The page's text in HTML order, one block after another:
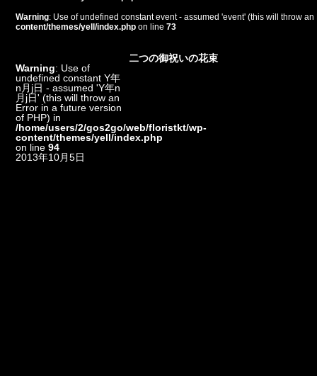
Warning: Use of undefined constant event - assumed 'event' (this will throw
content/themes/yell/index.php on line73
Warning: Use of
undefined constant Y年
n月j日 - assumed 'Y年n
月j日' (this will throw an
Error in a future version
of PHP) in
/home/users/2/gos2go/web/floristkt/wp-
content/themes/yell/index.php
on line94
2013年10月5日
二つの御祝いの花束